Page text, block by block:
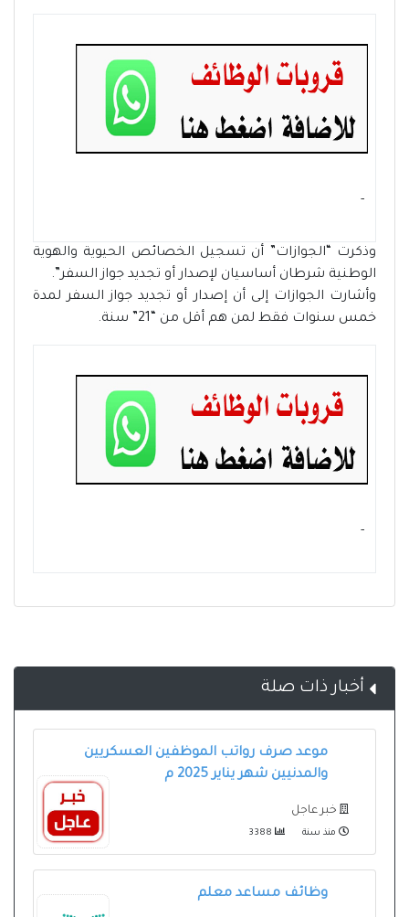
- ‏
وذكرت “الجوازات” أن تسجيل الخصائص الحيوية والهوية
الوطنية شرطان أساسيان لإصدار أو تجديد جواز السفر”.
وأشارت الجوازات إلى أن إصدار أو تجديد جواز السفر لمدة
خمس سنوات فقط لمن هم أقل من “21” سنة.
- ‏
أخبار ذات صلة
موعد صرف رواتب الموظفين العسكريين
والمدنيين شهر يناير 2025 م
خبر عاجل
منذ سنة
وظائف مساعد معلم